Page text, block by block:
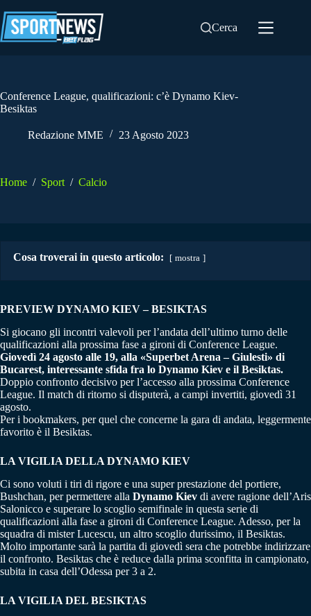
al
contenuto
Cerca
Conference League, qualificazioni: c’è Dynamo Kiev-
Besiktas
Redazione MME 23 Agosto 2023
Home / Sport / Calcio
Cosa troverai in questo articolo: mostra
PREVIEW DYNAMO KIEV – BESIKTAS
Si giocano gli incontri valevoli per l’andata dell’ultimo turno delle
qualificazioni alla prossima fase a gironi di Conference League.
Giovedì 24 agosto alle 19, alla «Superbet Arena – Giulesti» di
Bucarest, interessante sfida fra lo Dynamo Kiev e il Besiktas.
Doppio confronto decisivo per l’accesso alla prossima Conference
League. Il match di ritorno si disputerà, a campi invertiti, giovedì 31
agosto.
Per i bookmakers, per quel che concerne la gara di andata, leggermente
favorito è il Besiktas.
LA VIGILIA DELLA DYNAMO KIEV
Ci sono voluti i tiri di rigore e una super prestazione del portiere,
Bushchan, per permettere alla Dynamo Kiev di avere ragione dell’Aris
Salonicco e superare lo scoglio semifinale in questa serie di
qualificazioni alla fase a gironi di Conference League. Adesso, per la
squadra di mister Lucescu, un altro scoglio durissimo, il Besiktas.
Molto importante sarà la partita di giovedì sera che potrebbe indirizzare
il confronto. Besiktas che è reduce dalla prima sconfitta in campionato,
subita in casa dell’Odessa per 3 a 2.
LA VIGILIA DEL BESIKTAS